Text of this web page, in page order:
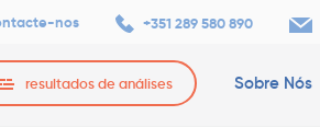
nos +351 289 580 890
resultados de análises Sobre Nós